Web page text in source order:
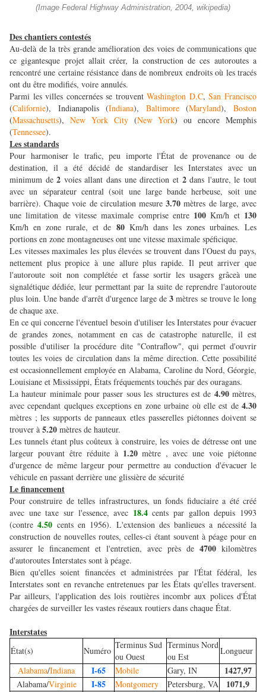
(Image Federal Highway Administration, 2004, wikipedia)
Des chantiers contestés
Au-delà de la très grande amélioration des voies de communications que
ce gigantesque projet allait créer, la construction de ces autoroutes a
rencontré une certaine résistance dans de nombreux endroits où les tracés
ont du être modifiés, voire annulés.
Parmi les villes concernées se trouventWashington D.C,San Francisco
(Californie), Indianapolis (Indiana), Baltimore(Maryland),Boston
(Massachusetts), New York City (New York) ou encore Memphis
(Tennessee).
Les standards
Pour harmoniser le trafic, peu importe l'État de provenance ou de
destination, il a été décidé de standardiser les Interstates avec un
minimum de2 voies allant dans une direction et 2dans l'autre, le tout
avec un séparateur central (soit une large bande herbeuse, soit une
barrière). Chaque voie de circulation mesure3.70mètres de large, avec
une limitation de vitesse maximale comprise entre 100Km/h et 130
Km/h en zone rurale, et de 80 Km/h dans les zones urbaines. Les
portions en zone montagneuses ont une vitesse maximale spéficique.
Les vitesses maximales les plus élevées se trouvent dans l'Ouest du pays,
nettement plus propice à une allure plus rapide. Il peut arriver que
l'autoroute soit non complétée et fasse sortir les usagers grâceà une
signalétique dédiée, leur permettant par la suite de reprendre l'autoroute
plus loin. Une bande d'arrêt d'urgence large de3 mètres se trouve le long
de chaque axe.
En ce qui concerne l'éventuel besoin d'utiliser les Interstates pour évacuer
de grandes zones, notamment en cas de catastrophe naturelle, il est
possible d'utiliser la procédure dite "Contraflow", qui permet d'ouvrir
toutes les voies de circulation dans la même direction. Cette possibilité
est occasionnellement employée en Alabama, Caroline du Nord, Géorgie,
Louisiane et Mississippi, États fréquements touchés par des ouragans.
La hauteur minimale pour passer sous les structures est de 4.90mètres,
avec cependant quelques exceptions en zone urbaine où elle est de 4.30
mètres ; les supports de panneaux etles passerelles piétonnes doivent se
trouver à 5.20 mètres de hauteur.
Les tunnels étant plus coûteux à construire, les voies de détresse ont une
largeur pouvant être réduite à 1.20mètre , avec une voie piétonne
d'urgence de même largeur pour permettre au conduction d'évacuer le
véhicule en passant derrière une glissière de sécurité
Le financement
Pour construire de telles infrastructures, un fonds fiduciaire a été créé
avec une taxe sur l'essence, avec 18.4cents par gallon depuis 1993
(contre4.50 cents en 1956). L'extension des banlieues a nécessité la
construction de nouvelles routes, celles-ci étant souvent à péage pour en
assurer le fincanement et l'entretien, avec près de 4700 kilomètres
d'autoroutes Interstates sont à péage.
Bien qu'elles soient financées et administrées par l'État fédéral, les
Interstates sont en revanche entretenues par les États qu'elles traversent.
Par ailleurs, l'application des lois routières incombr aux polices d'État
chargées de surveiller les vastes réseaux routiers dans chaque État.
Interstates
État(s) Numéro
Terminus Sud
ou Ouest
Terminus Nord
ou Est
Longueur
Alabama/Indiana I-65 Mobile Gary, IN 1427,97
Alabama/Virginie I-85 Montgomery Petersburg, VA
1071,9